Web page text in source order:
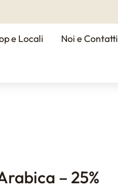
e Locali Noi e Contatti
– 25%